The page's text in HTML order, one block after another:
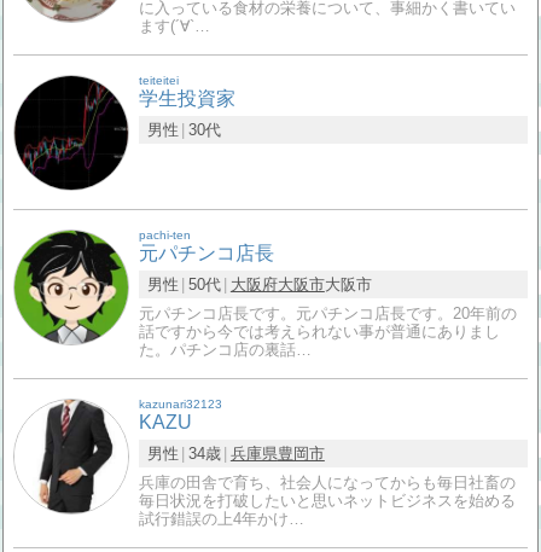
に入っている食材の栄養について、事細かく書いてい
ます(´∀`…
teiteitei
学生投資家
男性 30代
pachi-ten
元パチンコ店長
男性 50代 大阪府大阪市大阪市
元パチンコ店長です。元パチンコ店長です。20年前の
話ですから今では考えられない事が普通にありまし
た。パチンコ店の裏話…
kazunari32123
KAZU
男性 34歳 兵庫県豊岡市
兵庫の田舎で育ち、社会人になってからも毎日社畜の
毎日状況を打破したいと思いネットビジネスを始める
試行錯誤の上4年かけ…